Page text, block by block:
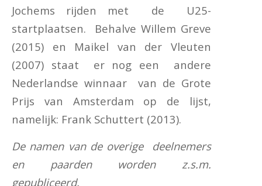
Jochems rijden met de U25-
startplaatsen. Behalve Willem Greve
(2015) en Maikel van der Vleuten
(2007) staat er nog een andere
Nederlandse winnaar van de Grote
Prijs van Amsterdam op de lijst,
namelijk: Frank Schuttert (2013).
De namen van de overige deelnemers
en paarden worden z.s.m.
gepubliceerd.